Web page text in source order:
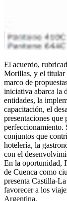
El acuerdo,
Morillas, y el titular
marco de
iniciativa abarca la
entidades, la
capacitación, el
presentaciones
perfeccionamiento.
conjuntos que
hotelería, la
con el
En la oportunidad,
de Cuenca como
presenta Castilla-
favorecer a los
Argentina.